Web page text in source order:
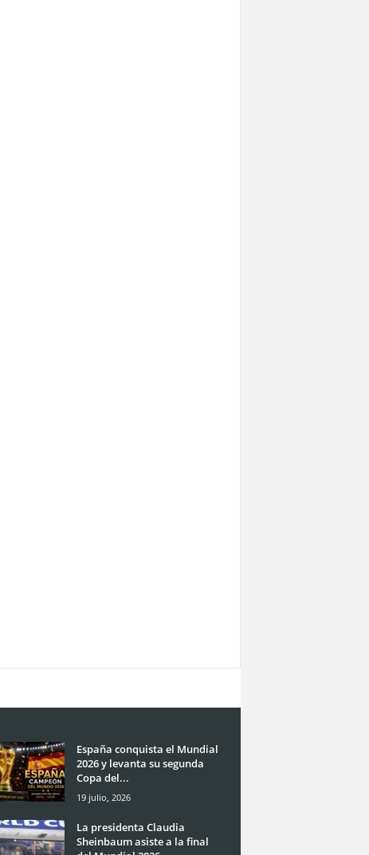
España conquista el Mundial
2026 y levanta su segunda
Copa del...
19 julio, 2026
La presidenta Claudia
Sheinbaum asiste a la final